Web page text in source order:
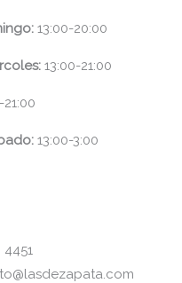
13:00-20:00
13:00-21:00
13:00-3:00
4451